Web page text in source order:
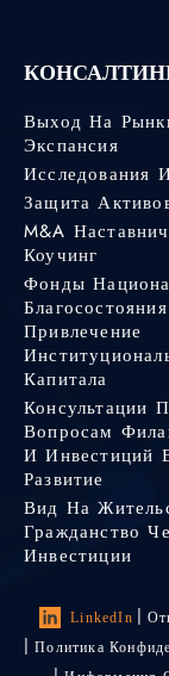
Выход На
Экспансия
Исследования
Защита
M&A
Коучинг
Фонды
Привлечение
Капитала
Консультации
Вопросам
И Инвестиций
Развитие
Вид На
Гражданство
Инвестиции
LinkedIn
Политика